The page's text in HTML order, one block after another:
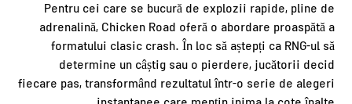
Pentru cei care se bucură de explozii rapide, pline de
adrenalină, Chicken Road oferă o abordare proaspătă a
formatului clasic crash. În loc să aștepți ca RNG-ul să
determine un câștig sau o pierdere, jucătorii decid
fiecare pas, transformând rezultatul într-o serie de alegeri